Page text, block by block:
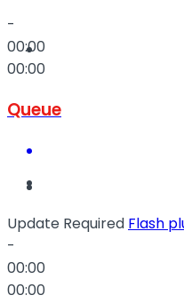
Tatil
-
00:00
00:00
Queue
Update Required Flash
-
00:00
00:00